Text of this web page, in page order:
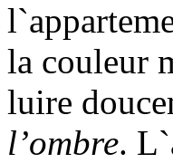
la couleur
luire
l’ombre.